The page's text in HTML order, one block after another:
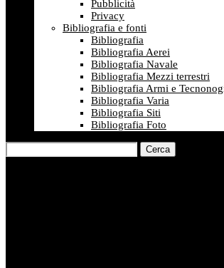
Pubblicità
Privacy
Bibliografia e fonti
Bibliografia
Bibliografia Aerei
Bibliografia Navale
Bibliografia Mezzi terrestri
Bibliografia Armi e
Bibliografia Varia
Bibliografia Siti
Bibliografia Foto
Cerca